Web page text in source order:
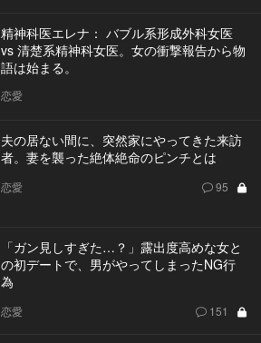
精神科医エレナ： バブル系形成外科女医
vs 清楚系精神科女医。女の衝撃報告から物
語は始まる。
恋愛
夫の居ない間に、突然家にやってきた来訪
者。妻を襲った絶体絶命のピンチとは
恋愛 95
「ガン見しすぎた…？」露出度高めな女と
の初デートで、男がやってしまったNG行
為
恋愛 151